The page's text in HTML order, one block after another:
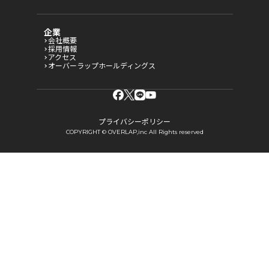
企業
会社概要
採用情報
アクセス
オーバーラップホールディングス
プライバシーポリシー
COPYRIGHT © OVERLAP,inc All Rights reserved